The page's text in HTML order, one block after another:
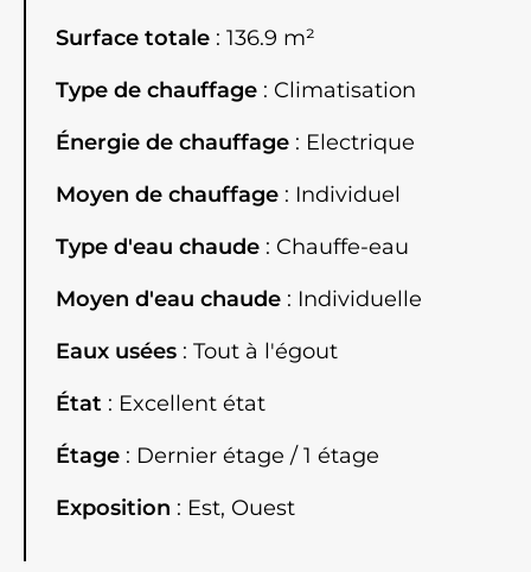
Surface totale
136.9 m²
Type de chauffage
Climatisation
Énergie de chauffage
Electrique
Moyen de chauffage
Individuel
Type d'eau chaude
Chauffe-eau
Moyen d'eau chaude
Individuelle
Eaux usées
Tout à l'égout
État
Excellent état
Étage
Dernier étage / 1 étage
Exposition
Est, Ouest